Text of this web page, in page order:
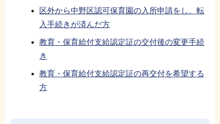
区外から中野区認可保育園の入所申請をし、転
入手続きが済んだ方
教育・保育給付支給認定証の交付後の変更手続
き
教育・保育給付支給認定証の再交付を希望する
方